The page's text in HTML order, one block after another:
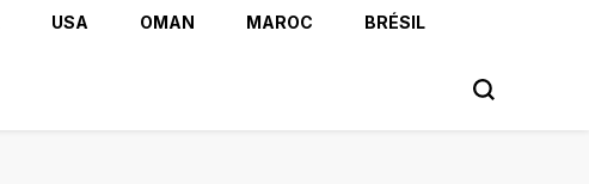
USA OMAN MAROC
BRÉSIL